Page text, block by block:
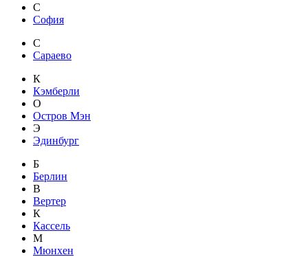
С
София
С
Сараево
К
Кэмберли
О
Остров Мэн
Э
Эдинбург
Б
Берлин
В
Вертер
К
Кассель
М
Мюнхен